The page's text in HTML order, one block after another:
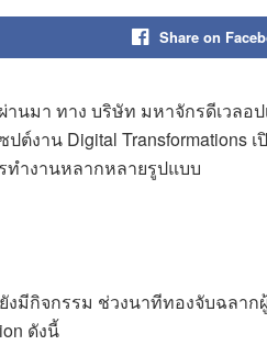
Share on
านมา ทาง บริษัท มหาจักรดีเวลอ
ปต์งาน Digital
ทำงานหลากหลายรูปแบบ
มีกิจกรรม ช่วงนาทีทองจับฉลา
ดังนี้